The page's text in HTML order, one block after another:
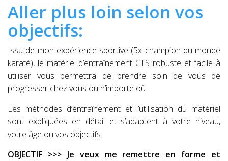
Aller plus loin selon vos
objectifs:
Issu de mon expérience sportive (5x champion du monde
karaté), le matériel d’entraînement CTS robuste et facile à
utiliser vous permettra de prendre soin de vous de
progresser chez vous ou n’importe où.
Les méthodes d’entraînement et l’utilisation du matériel
sont expliquées en détail et s’adaptent à votre niveau,
votre âge ou vos objectifs.
OBJECTIF >>> Je veux me remettre en forme et